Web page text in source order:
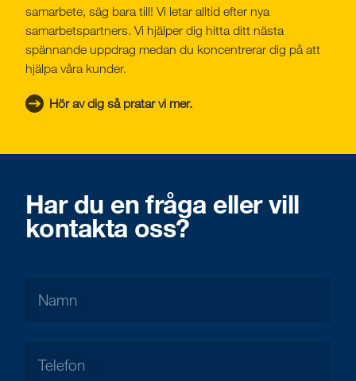
samarbete, säg bara till! Vi letar alltid efter nya
samarbetspartners. Vi hjälper dig hitta ditt nästa
spännande uppdrag medan du koncentrerar dig på att
hjälpa våra kunder.
Hör av dig så pratar vi mer.
Har du en fråga eller vill
kontakta oss?